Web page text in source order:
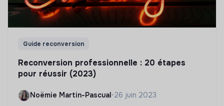
Guide reconversion
Reconversion professionnelle : 20 étapes
pour réussir (2023)
Noëmie Martin-Pascual •26 juin 2023